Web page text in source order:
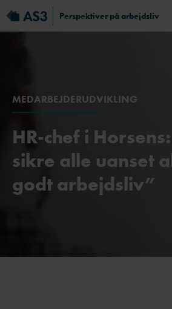
Perspektiver på arbejdsliv
MEDARBEJDERUDVIKLING
HR-chef i
sikre alle uanset
godt arbejdsliv”